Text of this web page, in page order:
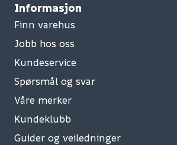
Informasjon
Finn varehus
Jobb hos oss
Kundeservice
Spørsmål og svar
Våre merker
Kundeklubb
Guider og veiledninger